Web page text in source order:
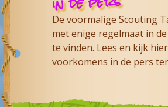
De voormalige Scouting
met enige regelmaat in
te vinden. Lees en kijk
voorkomens in de pers